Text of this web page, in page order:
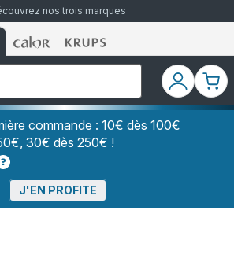
nos trois marques
Accueil
Rowenta
Accueil
Rowenta
Mon
compte
Mon
commande : 10€ dès 100€
30€ dès 250€ !
J'EN PROFITE